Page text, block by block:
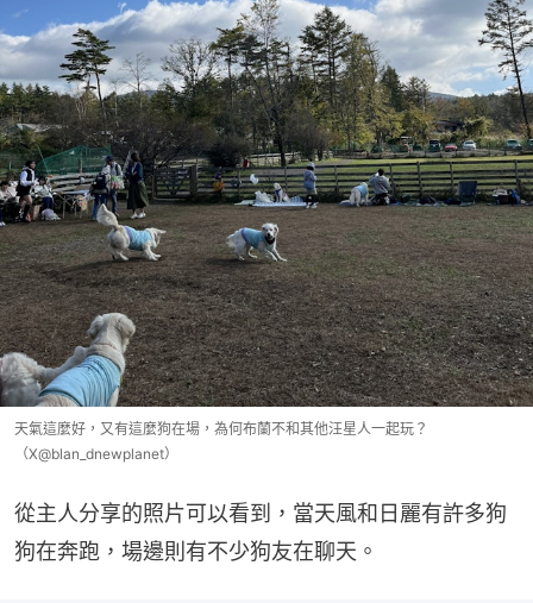
天氣這麼好，又有這麼狗在場，為何布蘭不和其他汪星人一起玩？
（X@blan_dnewplanet）
從主人分享的照片可以看到，當天風和日麗有許多狗
狗在奔跑，場邊則有不少狗友在聊天。